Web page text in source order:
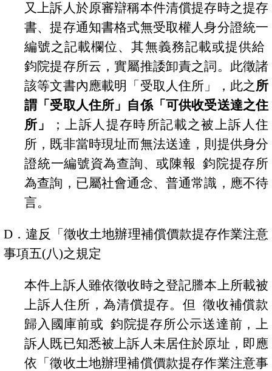
又上訴人於原審辯稱本件清償提存時之提存
書、提存通知書格式無受取權人身分證統一
編號之記載欄位、其無義務記載或提供給
鈞院提存所云，實屬推諉卸責之詞。此徵諸
該等文書內應載明「受取人住所」
，此之所
謂 「受取人住所」自係「可供收受送達之住
所」
；上訴人提存時所記載之被上訴人住
所，既非當時現址而無法送達，則提供身分
證統一編號資為查詢、或陳報 鈞院提存所
為查詢，已屬社會通念、普通常識，應不待
言。
D ．違反「徵收土地辦理補償價款提存作業注意
事項五(八)之規定
本件上訴人雖依徵收時之登記謄本上所載被
上訴人住所 ，為清償提存。 但 徵收補償款
歸入國庫前或 鈞院提存所公示送達前 ，上
訴人 既已知悉被上訴人未居住於原址 ， 即應
依「徵收土地辦理補償價款提存作業注意事